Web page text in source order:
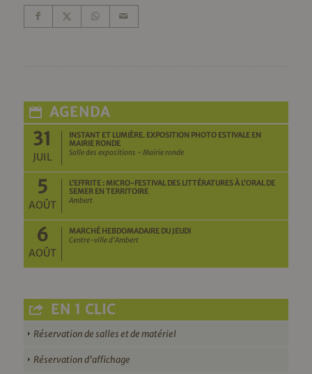
AGENDA
31
JUIL
INSTANT ET LUMIÈRE. EXPOSITION PHOTO ESTIVALE EN
MAIRIE RONDE
Salle des expositions - Mairie ronde
5
AOÛT
L’EFFRITE : MICRO-FESTIVAL DES LITTÉRATURES À L’ORAL DE
SEMER EN TERRITOIRE
Ambert
6
AOÛT
MARCHÉ HEBDOMADAIRE DU JEUDI
Centre-ville d'Ambert
EN 1 CLIC
Réservation de salles et de matériel
Réservation d’affichage